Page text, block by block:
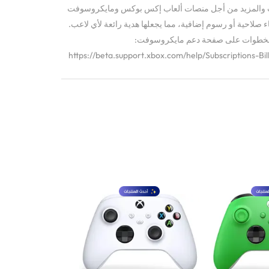
والمزيد من أجل منصات ألعاب إكس بوكس ومايكروسوفت
صلاحية أو رسوم إضافية، مما يجعلها هدية رائعة لأي لاعب.
الخطوات على صفحة دعم مايكروسوفت:
https://beta.support.xbox.com/help/Subscriptions-